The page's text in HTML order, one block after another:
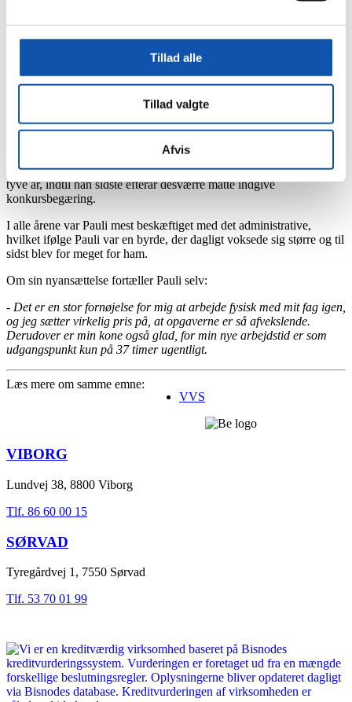
Tillad alle
Tillad valgte
Afvis
- Før tiden med VVS-folk i egne rækker kunne det godt være
besværligt at planlægge og udføre installeringen af fx
varmepumpeanlæg. Vi skulle jo hver gang handle med eksterne
leverandører iht. den del af arbejdet, der krævede VVS-autorisation.
Med udvidelsen kan vi uden at blinke tilbyde alt i VVS på
konkurrencedygtigt niveau. Bl.a. gulvvarme, sanitære installationer
osv.
Det er en erfaren og dygtig VVS-montør, som vi har fået i Pauli
Overgaard, der privat bor i Houlkær. Han drev Overlund VVS i
tyve år, indtil han sidste efterår desværre måtte indgive
konkursbegæring.
I alle årene var Pauli mest beskæftiget med det administrative,
hvilket ifølge Pauli var en byrde, der dagligt voksede sig større og til
sidst blev for meget for ham.
Om sin nyansættelse fortæller Pauli selv:
- Det er en stor fornøjelse for mig at arbejde fysisk med mit fag igen,
og jeg sætter virkelig pris på, at opgaverne er så afvekslende.
Derudover er min kone også glad, for min nye arbejdstid er som
udgangspunkt kun på 37 timer ugentligt.
Læs mere om samme emne:
VVS
VIBORG
Lundvej 38, 8800 Viborg
Tlf. 86 60 00 15
SØRVAD
Tyregårdvej 1, 7550 Sørvad
Tlf. 53 70 01 99